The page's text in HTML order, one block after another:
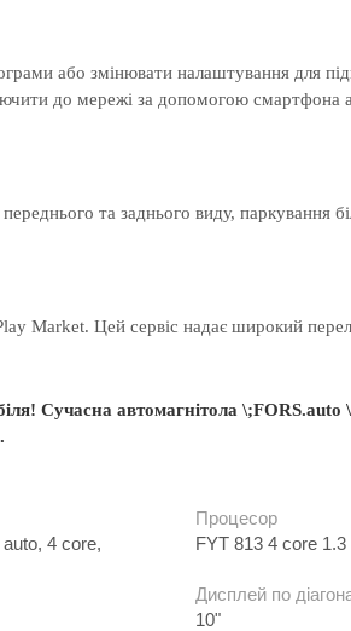
або змінювати налаштування для
до мережі за допомогою смартфона
та заднього виду, паркування
Market. Цей сервіс надає широкий
! Сучасна автомагнітола \;FORS.auto
4 core,
Процесор
FYT 813 4 core 1.3
Дисплей по
10"